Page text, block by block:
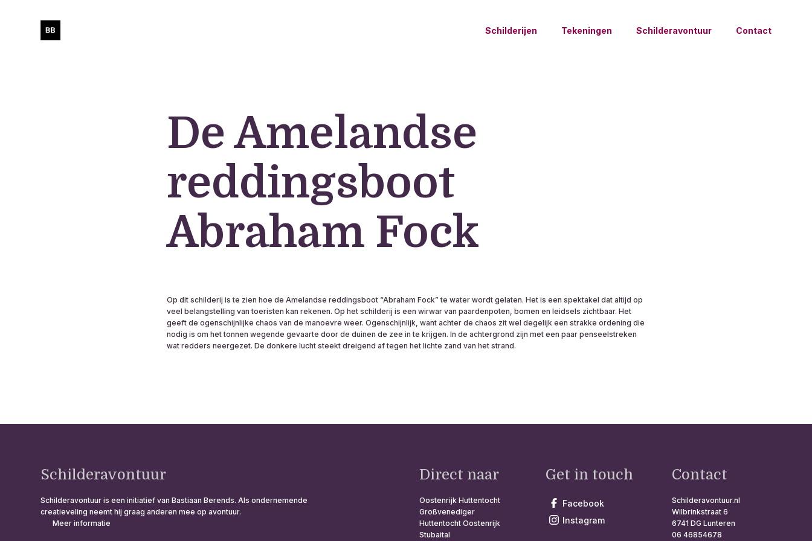
Schilderijen Tekeningen Schilderavontuur Contact
De Amelandse
reddingsboot
Abraham Fock
Op dit schilderij is te zien hoe de Amelandse reddingsboot “Abraham Fock” te water wordt gelaten. Het is een spektakel dat altijd op
veel belangstelling van toeristen kan rekenen. Op het schilderij is een wirwar van paardenpoten, bomen en leidsels zichtbaar. Het
geeft de ogenschijnlijke chaos van de manoevre weer. Ogenschijnlijk, want achter de chaos zit wel degelijk een strakke ordening die
nodig is om het tonnen wegende gevaarte door de duinen de zee in te krijgen. In de achtergrond zijn met een paar penseelstreken
wat redders neergezet. De donkere lucht steekt dreigend af tegen het lichte zand van het strand.
Schilderavontuur
Schilderavontuur is een initiatief van Bastiaan Berends. Als ondernemende
creatieveling neemt hij graag anderen mee op avontuur.
Meer informatie
Direct naar
Oostenrijk Huttentocht
Großvenediger
Huttentocht Oostenrijk
Stubaital
Get in touch
Facebook
Instagram
Contact
Schilderavontuur.nl
Wilbrinkstraat 6
6741 DG Lunteren
06 46854678